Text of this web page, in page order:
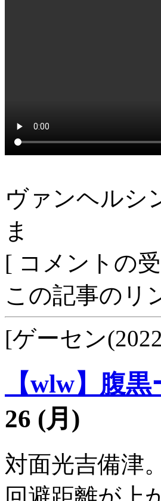
ヴァンヘルシ
ま
[ コメントの
この記事のリ
[ゲーセン
【wlw】腹
26 (月)
対面光吉備津。